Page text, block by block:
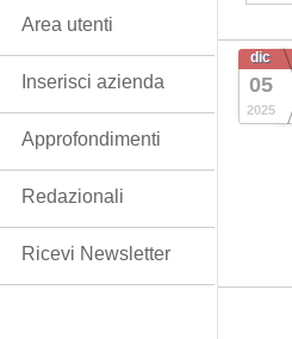
dic
05
2025
Area utenti
Inserisci azienda
Approfondimenti
Redazionali
Ricevi Newsletter